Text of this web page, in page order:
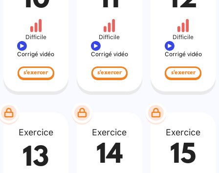
Difficile
Corrigé vidéo
s'exercer
Difficile
Corrigé vidéo
s'exercer
Difficile
Corrigé vidéo
s'exercer
Exercice
13
Exercice
14
Exercice
15